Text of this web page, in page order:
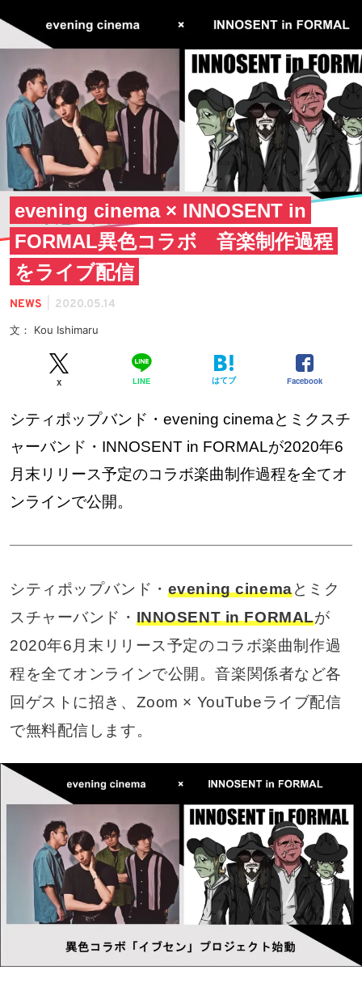
evening cinema × INNOSENT in
FORMAL異色コラボ 音楽制作過程
をライブ配信
NEWS 2020.05.14
文： Kou Ishimaru
X LINE はてブ Facebook
シティポップバンド・evening cinemaとミクスチ
ャーバンド・INNOSENT in FORMALが2020年6
月末リリース予定のコラボ楽曲制作過程を全てオ
ンラインで公開。
シティポップバンド・ evening cinemaとミク
スチャーバンド・ INNOSENT in FORMALが
2020年6月末リリース予定のコラボ楽曲制作過
程を全てオンラインで公開。音楽関係者など各
回ゲストに招き、Zoom × YouTubeライブ配信
で無料配信します。